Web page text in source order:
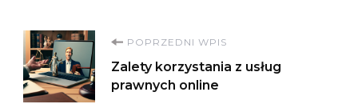
Nawigacja
wpisu
POPRZEDNI WPIS
Zalety korzystania z usług
prawnych online